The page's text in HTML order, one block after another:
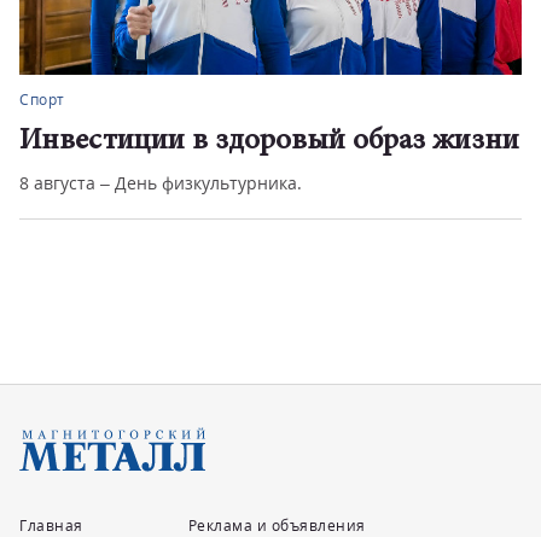
Спорт
Инвестиции в здоровый образ жизни
8 августа – День физкультурника.
Главная
Реклама и объявления